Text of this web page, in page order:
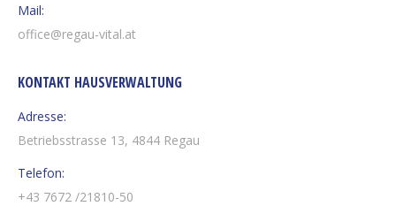
Mail:
office@regau-vital.at
KONTAKT HAUSVERWALTUNG
Adresse:
Betriebsstrasse 13, 4844 Regau
Telefon:
+43 7672 /21810-50